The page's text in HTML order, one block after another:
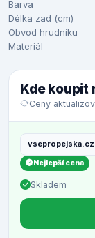
Barva
Délka zad (cm)
Obvod hrudníku
Materiál
Kde koupit
Ceny
vsepropejska.cz
Nejlepší cena
Skladem